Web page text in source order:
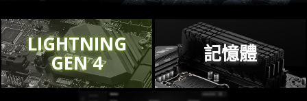
LIGHTNING
GEN 4 記憶體